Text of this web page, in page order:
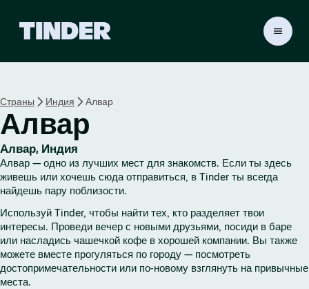
р
а
н
ц
а
T
i
n
Страны Индия Алвар
Алвар
Алвар, Индия
Алвар — одно из лучших мест для знакомств. Если ты здесь
живешь или хочешь сюда отправиться, в Tinder ты всегда
найдешь пару поблизости.
Используй Tinder, чтобы найти тех, кто разделяет твои
интересы. Проведи вечер с новыми друзьями, посиди в баре
или насладись чашечкой кофе в хорошей компании. Вы также
можете вместе прогуляться по городу — посмотреть
достопримечательности или по-новому взглянуть на привычные
места.